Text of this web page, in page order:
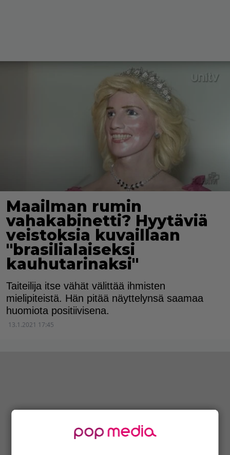
Maailman rumin
vahakabinetti? Hyytäviä
veistoksia kuvaillaan
"brasilialaiseksi
kauhutarinaksi"
Taiteilija itse vähät välittää ihmisten
mielipiteistä. Hän pitää näyttelynsä saamaa
huomiota positiivisena.
13.1.2021 17:45